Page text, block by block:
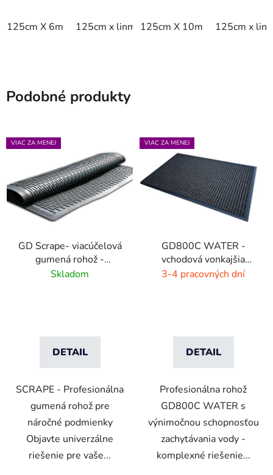
125cm X 6m 125cm x linm 125cm X 10m 125cm x
Podobné produkty
VIAC ZA MENEJ
GD Scrape- viacúčelová
gumená rohož -
interiér/exteriér
Skladom
DETAIL
SCRAPE - Profesionálna
gumená rohož pre
náročné podmienky
Objavte univerzálne
riešenie pre vaše...
VIAC ZA MENEJ
GD800C WATER -
vchodová vonkajšia
rohož - hnedá - čierna
3-4 pracovných dní
DETAIL
Profesionálna rohož
GD800C WATER s
výnimočnou schopnosťou
zachytávania vody -
komplexné riešenie...